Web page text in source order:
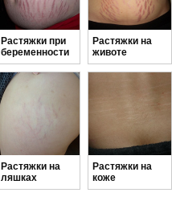
Растяжки при
беременности
Растяжки на
животе
Растяжки на
ляшках
Растяжки на
коже